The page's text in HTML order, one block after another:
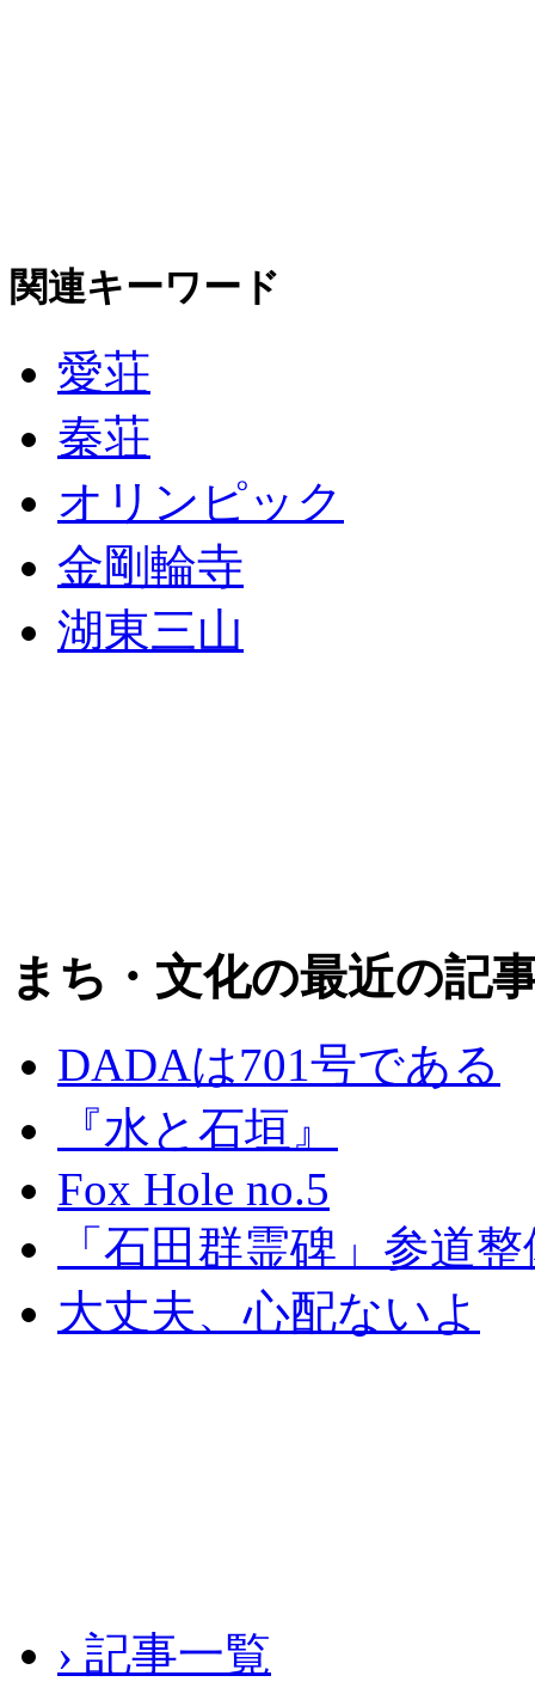
関連キーワード
愛荘
秦荘
オリンピック
金剛輪寺
湖東三山
まち・文化の最近の記
DADAは701号である
『水と石垣』
Fox Hole no.5
「石田群霊碑」参道
大丈夫、心配ないよ
› 記事一覧